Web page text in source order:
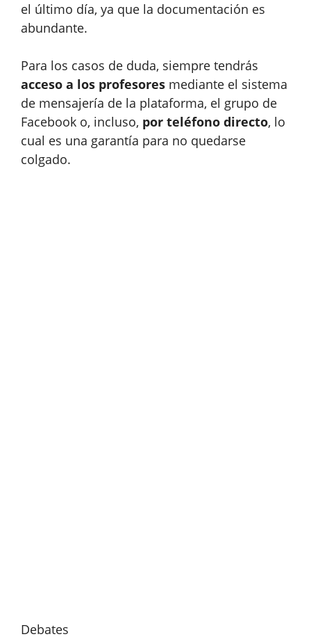
el último día, ya que la documentación es
abundante.
Para los casos de duda, siempre tendrás
acceso a los profesores mediante el sistema
de mensajería de la plataforma, el grupo de
Facebook o, incluso, por teléfono directo, lo
cual es una garantía para no quedarse
colgado.
Debates